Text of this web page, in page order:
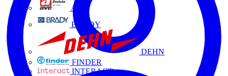
AVE
BRADY
DEHN
FINDER
INTERACT